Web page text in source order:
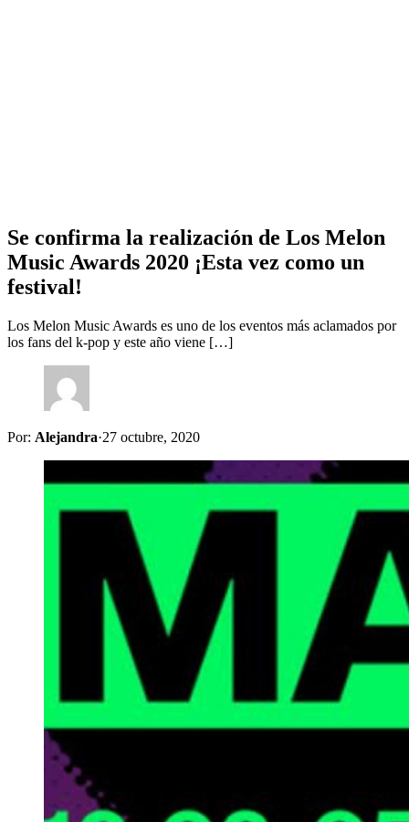
Se confirma la realización de Los Melon
Music Awards 2020 ¡Esta vez como un
festival!
Los Melon Music Awards es uno de los eventos más aclamados por
los fans del k-pop y este año viene […]
Por: Alejandra·27 octubre, 2020